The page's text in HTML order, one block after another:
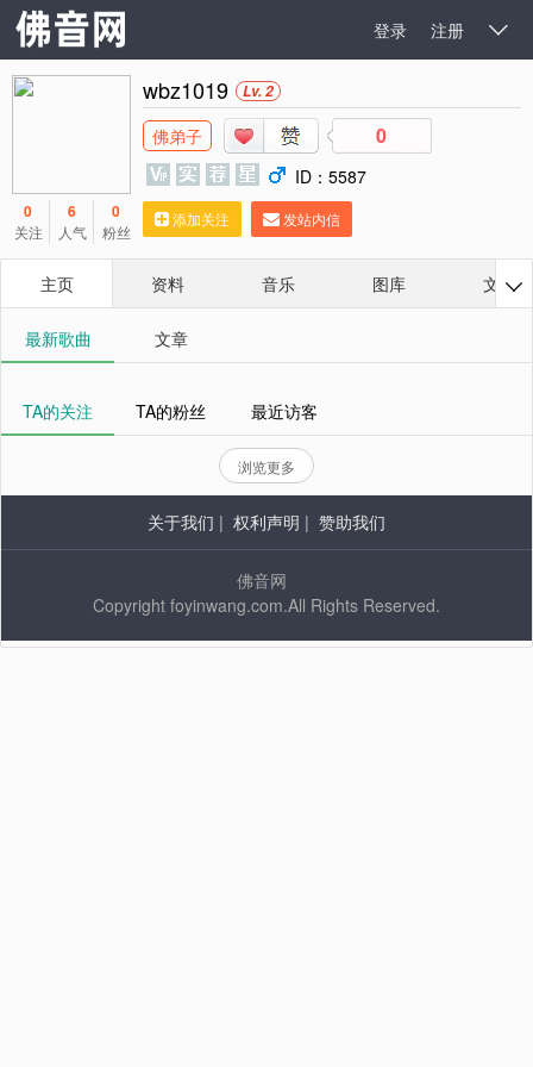

注册
登录
0
关注
6
人气
0
粉丝
wbz1019 Lv. 2
佛弟子 0
ID：5587
添加关注 发站内信
主页 资料 音乐 图库 文章
最新歌曲 文章
TA的关注 TA的粉丝 最近访客
浏览更多
关于我们 | 权利声明 | 赞助我们
佛音网
Copyright foyinwang.com.All Rights Reserved.